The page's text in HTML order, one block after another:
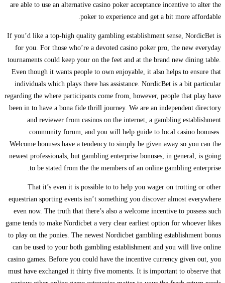
are able to use an alternative casino poker acceptance incentive to alter the
poker to experience and get a bit more affordable.
If you’d like a top-high quality gambling establishment sense, NordicBet is
for you. For those who’re a devoted casino poker pro, the new everyday
tournaments could keep your on the feet and at the brand new dining table.
Even though it wants people to own enjoyable, it also helps to ensure that
individuals which plays there has assistance. NordicBet is a bit particular
regarding the where participants come from, however, people that play have
been in to have a bona fide thrill journey. We are an independent directory
and reviewer from casinos on the internet, a gambling establishment
community forum, and you will help guide to local casino bonuses.
Welcome bonuses have a tendency to simply be given away so you can the
newest professionals, but gambling enterprise bonuses, in general, is going
to be stated from the the members of an online gambling enterprise.
That it’s even it is possible to to help you wager on trotting or other
equestrian sporting events isn’t something you discover almost everywhere
even now. The truth that there’s also a welcome incentive to possess such
game tends to make Nordicbet a very clear earliest option for whoever likes
to play on the ponies. The newest Nordicbet gambling establishment bonus
can be used to your both gambling establishment and you will live online
casino games. Before you could have the incentive currency given out, you
must have exchanged it thirty five moments. It is important to observe that